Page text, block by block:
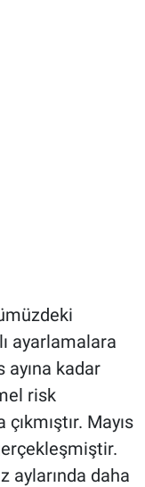
ayarlamalara
ayına kadar
risk
Mayıs
aylarında daha